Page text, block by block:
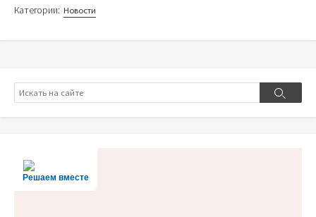
Категории: Новости
Поиск
Поиск
Решаем вместе